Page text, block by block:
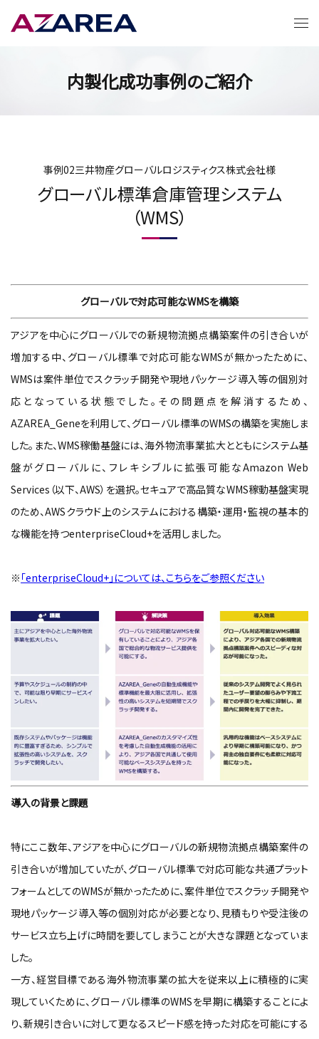
内製化成功事例のご紹介
事例02三井物産グローバルロジスティクス株式会社様
グローバル標準倉庫管理システム
（WMS）
グローバルで対応可能なWMSを構築
アジアを中心にグローバルでの新規物流拠点構築案件の引き合いが
増加する中、グローバル標準で対応可能なWMSが無かったために、
WMSは案件単位でスクラッチ開発や現地パッケージ導入等の個別対
応となっている状態でした。その問題点を解消するため、
AZAREA_Geneを利用して、グローバル標準のWMSの構築を実施しま
した。また、WMS稼働基盤には、海外物流事業拡大とともにシステム基
盤がグローバルに、フレキシブルに拡張可能なAmazon Web
Services（以下、AWS）を選択。セキュアで高品質なWMS稼動基盤実現
のため、AWSクラウド上のシステムにおける構築・運用・監視の基本的
な機能を持つenterpriseCloud+を活用しました。
※ 「enterpriseCloud+」については、こちらをご参照ください
導入の背景と課題
特にここ数年、アジアを中心にグローバルの新規物流拠点構築案件の
引き合いが増加していたが、グローバル標準で対応可能な共通プラット
フォームとしてのWMSが無かったために、案件単位でスクラッチ開発や
現地パッケージ導入等の個別対応が必要となり、見積もりや受注後の
サービス立ち上げに時間を要してしまうことが大きな課題となっていま
した。
一方、経営目標である海外物流事業の拡大を従来以上に積極的に実
現していくために、グローバル標準のWMSを早期に構築することによ
り、新規引き合いに対して更なるスピード感を持った対応を可能にする